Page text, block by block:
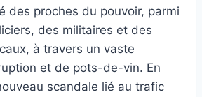
des proches du pouvoir, parmi
des militaires et des
à travers un vaste
et de pots-de-vin. En
scandale lié au trafic